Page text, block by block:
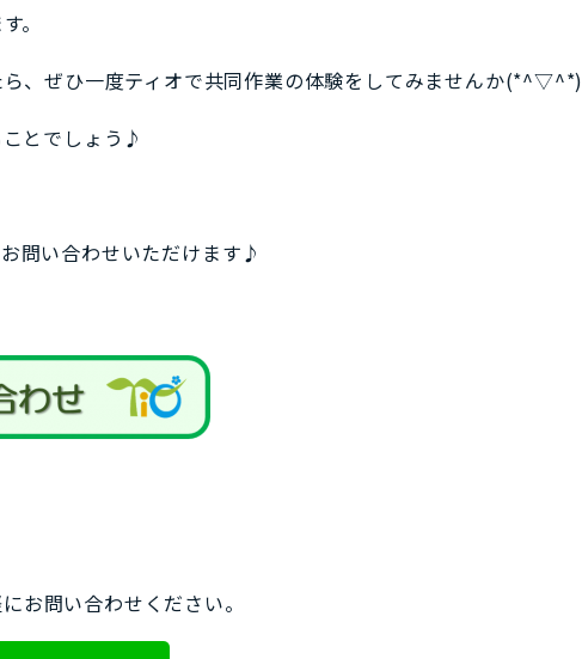
。
、ぜひ一度ティオで共同作業の体験をしてみませんか(*^▽^*)
とでしょう♪
問い合わせいただけます♪
お問い合わせください。